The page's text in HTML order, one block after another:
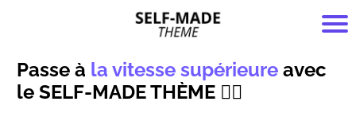
Passe à la vitesse supérieure avec
le SELF-MADE THÈME 🏴‍☠️